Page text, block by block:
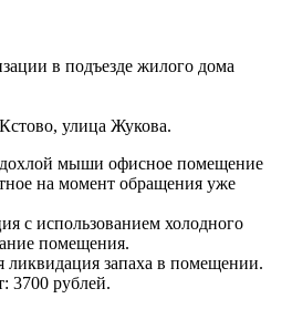
в подъезде жилого дома
улица Жукова.
дохлой мыши офисное помещение
на момент обращения уже
с использованием холодного
помещения.
ликвидация запаха в помещении.
3700 рублей.